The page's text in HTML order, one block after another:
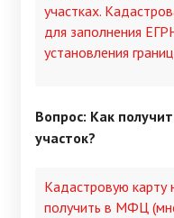
участках.
для заполнения
установления
Вопрос: Как
участок?
Кадастровую карту
получить в МФЦ